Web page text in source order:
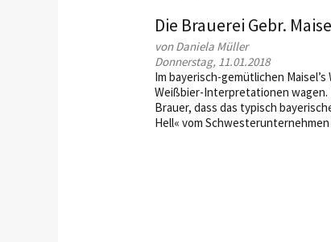
Die Brauerei Gebr.
von Daniela Müller
Donnerstag, 11.01.2018
Im bayerisch-gemütlichen
Weißbier-Interpretationen wagen.
Brauer, dass das typisch
Hell« vom